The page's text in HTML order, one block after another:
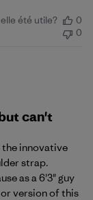
été utile?
0
0
can't
innovative
strap.
as a 6'3" guy
version of this